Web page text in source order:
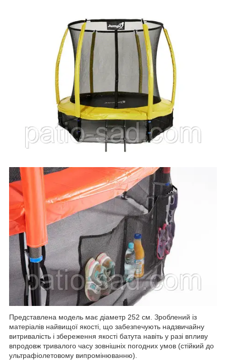
Представлена модель має діаметр 252 см. Зроблений із
матеріалів найвищої якості, що забезпечують надзвичайну
витривалість і збереження якості батута навіть у разі впливу
впродовж тривалого часу зовнішніх погодних умов (стійкий до
ультрафіолетовому випромінюванню).